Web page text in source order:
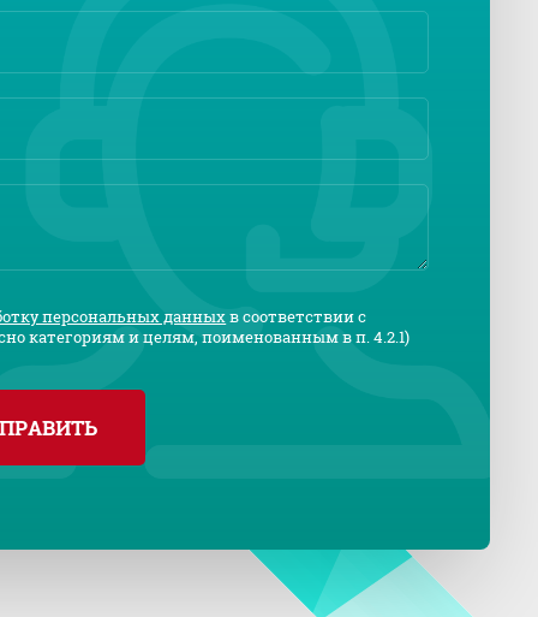
персональных данныхв соответствии с
категориям и целям, поименованным в п. 4.2.1)